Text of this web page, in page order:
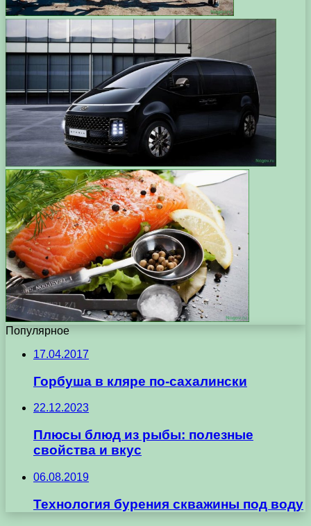
Популярное
17.04.2017
Горбуша в кляре по-сахалински
22.12.2023
Плюсы блюд из рыбы: полезные
свойства и вкус
06.08.2019
Технология бурения скважины под воду